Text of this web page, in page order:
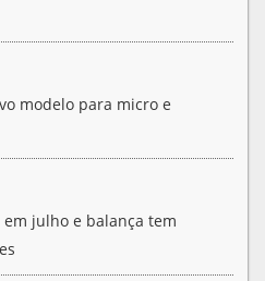
modelo para micro e
em julho e balança tem